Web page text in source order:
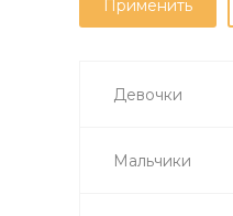
Девочки
Мальчики